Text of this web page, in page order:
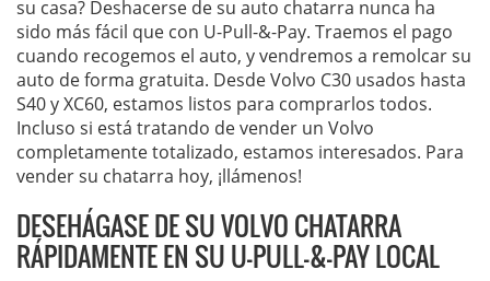
su casa? Deshacerse de su auto chatarra nunca ha
sido más fácil que con U-Pull-&-Pay. Traemos el pago
cuando recogemos el auto, y vendremos a remolcar su
auto de forma gratuita. Desde Volvo C30 usados hasta
S40 y XC60, estamos listos para comprarlos todos.
Incluso si está tratando de vender un Volvo
completamente totalizado, estamos interesados. Para
vender su chatarra hoy, ¡llámenos!
DESEHÁGASE DE SU VOLVO CHATARRA
RÁPIDAMENTE EN SU U-PULL-&-PAY LOCAL